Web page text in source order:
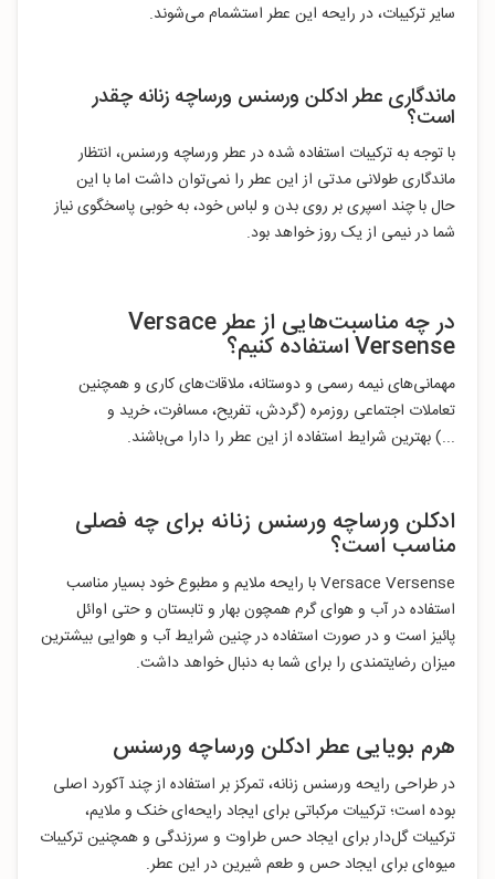
سایر ترکیبات، در رایحه این عطر استشمام می‌شوند.
ماندگاری عطر ادکلن ورسنس ورساچه زنانه چقدر
است؟
با توجه به ترکیبات استفاده شده در عطر ورساچه ورسنس، انتظار
ماندگاری طولانی مدتی از این عطر را نمی‌توان داشت اما با این
حال با چند اسپری بر روی بدن و لباس خود، به خوبی پاسخگوی نیاز
شما در نیمی از یک روز خواهد بود.
در چه مناسبت‌هایی از عطر Versace
Versenseاستفاده کنیم؟
مهمانی‌های نیمه رسمی و دوستانه، ملاقات‌های کاری و همچنین
تعاملات اجتماعی روزمره (گردش، تفریح، مسافرت، خرید و
...) بهترین شرایط استفاده از این عطر را دارا می‌باشند.
ادکلن ورساچه ورسنس زنانه برای چه فصلی
مناسب است؟
Versace Versense با رایحه ملایم و مطبوع خود بسیار مناسب
استفاده در آب و هوای گرم همچون بهار و تابستان و حتی اوائل
پائیز است و در صورت استفاده در چنین شرایط آب و هوایی بیشترین
میزان رضایتمندی را برای شما به دنبال خواهد داشت.
هرم بویایی عطر ادکلن ورساچه ورسنس
در طراحی رایحه ورسنس زنانه، تمرکز بر استفاده از چند آکورد اصلی
بوده است؛ ترکیبات مرکباتی برای ایجاد رایحه‌ای خنک و ملایم،
ترکیبات گل‌دار برای ایجاد حس طراوت و سرزندگی و همچنین ترکیبات
میو‌ه‌ای برای ایجاد حس و طعم شیرین در این عطر.